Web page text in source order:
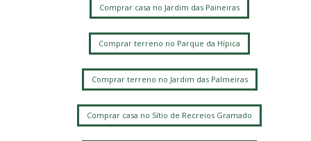
Comprar casa no Jardim das Paineiras
Comprar terreno no Parque da Hípica
Comprar terreno no Jardim das Palmeiras
Comprar casa no Sítio de Recreios Gramado